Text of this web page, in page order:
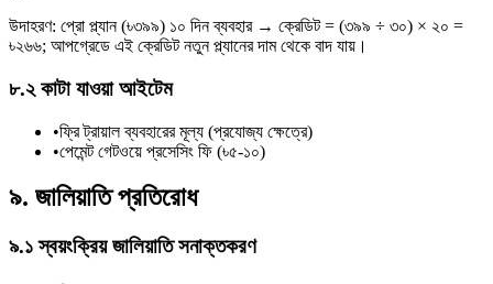
উদাহরণ: প্রো প্ল্যান (৳৩৯৯) ১০ দিন ব্যবহার → ক্রেডিট = (৩৯৯ ÷ ৩০) × ২০ =
৳২৬৬; আপগ্রেডে এই ক্রেডিট নতুন প্ল্যানের দাম থেকে বাদ যায়।
৮.২ কাটা যাওয়া আইটেম
•ফ্রি ট্রায়াল ব্যবহারের মূল্য (প্রযোজ্য ক্ষেত্রে)
•পেমেন্ট গেটওয়ে প্রসেসিং ফি (৳৫-১০)
৯. জালিয়াতি প্রতিরোধ
৯.১ স্বয়ংক্রিয় জালিয়াতি সনাক্তকরণ